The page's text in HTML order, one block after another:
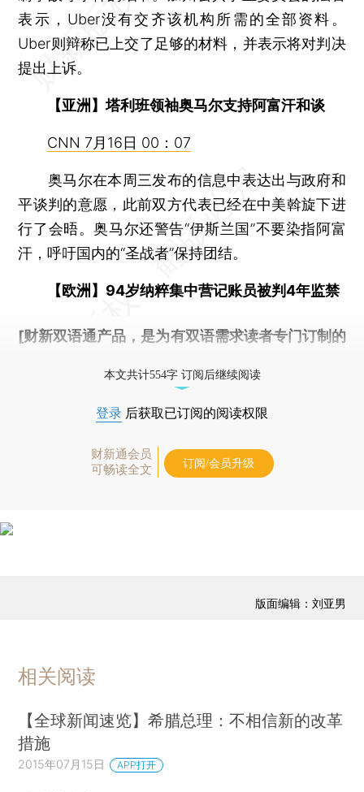
表示，Uber没有交齐该机构所需的全部资料。
Uber则辩称已上交了足够的材料，并表示将对判决
提出上诉。
【亚洲】塔利班领袖奥马尔支持阿富汗和谈
CNN 7月16日 00：07
奥马尔在本周三发布的信息中表达出与政府和
平谈判的意愿，此前双方代表已经在中美斡旋下进
行了会晤。奥马尔还警告“伊斯兰国”不要染指阿富
汗，呼吁国内的“圣战者”保持团结。
【欧洲】94岁纳粹集中营记账员被判4年监禁
[财新双语通产品，是为有双语需求读者专门订制的
本文共计554字 订阅后继续阅读
登录 后获取已订阅的阅读权限
财新通会员
可畅读全文
订阅/会员升级
版面编辑：刘亚男
相关阅读
【全球新闻速览】希腊总理：不相信新的改革
措施
2015年07月15日 APP打开